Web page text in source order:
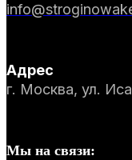
Адрес
г. Москва, ул.
Мы на связи: